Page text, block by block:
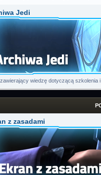
Jedi
zawierający wiedzę dotyczącą szkolenia i
z zasadami